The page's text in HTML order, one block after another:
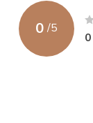
0 /5
0